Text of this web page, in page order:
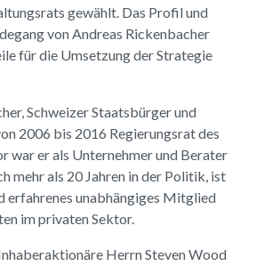
gewählt. Das Profil und
von Andreas Rickenbacher
für die Umsetzung der Strategie
Schweizer Staatsbürger und
2006 bis 2016 Regierungsrat des
war er als Unternehmer und Berater
mehr als 20 Jahren in der Politik, ist
erfahrenes unabhängiges Mitglied
im privaten Sektor.
Herrn Steven Wood